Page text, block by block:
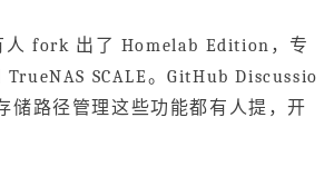
人 fork 出了 Homelab Edition，专
SCALE。GitHub Discussio
储路径管理这些功能都有人提，开